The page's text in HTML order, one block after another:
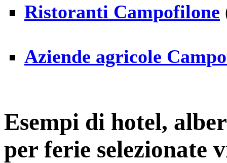
Ristoranti Campofilone
Aziende agricole
Esempi di hotel,
per ferie selezionate